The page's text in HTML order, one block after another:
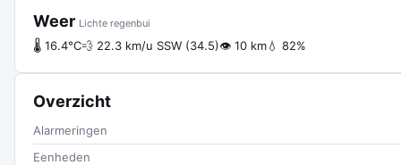
Weer Lichte regenbui
🌡 16.4°C💨 22.3 km/u SSW (34.5)👁 10 km💧 82%
Overzicht
Alarmeringen
Eenheden